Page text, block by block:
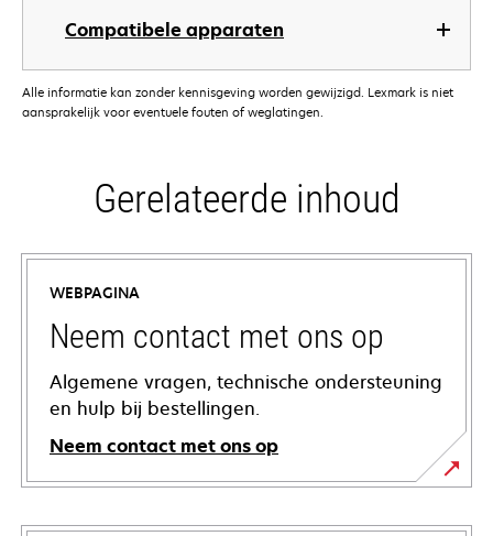
Compatibele apparaten
Alle informatie kan zonder kennisgeving worden gewijzigd. Lexmark is niet
aansprakelijk voor eventuele fouten of weglatingen.
Gerelateerde inhoud
WEBPAGINA
Neem contact met ons op
Algemene vragen, technische ondersteuning
en hulp bij bestellingen.
Neem contact met ons op